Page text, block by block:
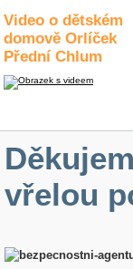
Video o dětském
domově Orlíček
Přední Chlum
vřelou